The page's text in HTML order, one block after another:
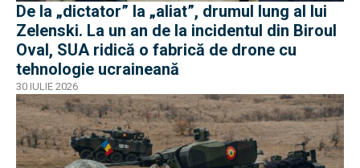
De la „dictator” la „aliat”, drumul lung al lui
Zelenski. La un an de la incidentul din Biroul
Oval, SUA ridică o fabrică de drone cu
tehnologie ucraineană
30 IULIE 2026
EXCLUSIV